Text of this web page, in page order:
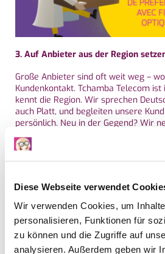
Diese Webseite verwendet
Wir verwenden Cookies, um
personalisieren, Funktionen für
zu können und die Zugriffe auf
analysieren. Außerdem geben wir
3. Auf Anbieter aus der Region
Große Anbieter sind oft weit weg –
Kundenkontakt. Tchamba Telecom ist
kennt die Region. Wir sprechen
auch Platt, und begleiten unsere
persönlich. Neu in der Gegend? Wir
Fragen und helfen bei der Installation
wirklich? Achten Sie auf Details: Ist
Fallen Installationsgebühren an? Gilt
oder nur für ein paar Monate? Ein
langfristig Nerven und Geld.
5. Bestehenden Anschluss